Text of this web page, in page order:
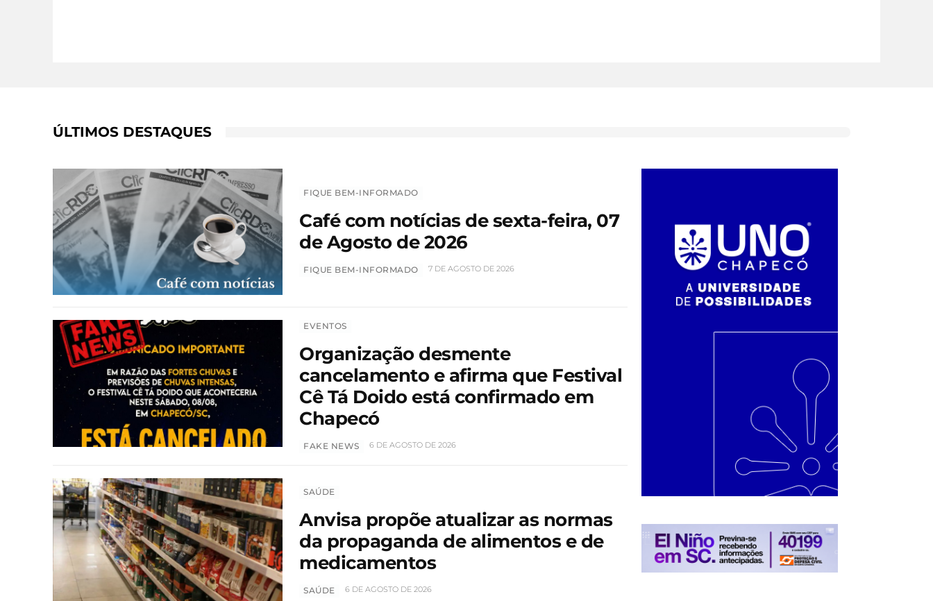
ÚLTIMOS DESTAQUES
FIQUE BEM-INFORMADO
Café com notícias de sexta-feira, 07
de Agosto de 2026
FIQUE BEM-INFORMADO 7 DE AGOSTO DE 2026
EVENTOS
Organização desmente
cancelamento e afirma que Festival
Cê Tá Doido está confirmado em
Chapecó
FAKE NEWS 6 DE AGOSTO DE 2026
SAÚDE
Anvisa propõe atualizar as normas
da propaganda de alimentos e de
medicamentos
SAÚDE 6 DE AGOSTO DE 2026